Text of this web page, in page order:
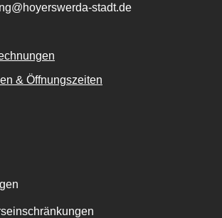
stadt.de
& Öffnungszeiten